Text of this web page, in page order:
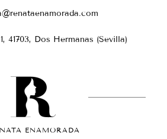
41703, Dos Hermanas (Sevilla)
ENAMORADA